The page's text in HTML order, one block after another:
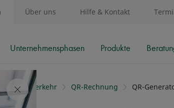
Unternehmensphasen Produkte
Über uns Hilfe & Kontakt
Zahlungsverkehr QR-Rechnung QR-